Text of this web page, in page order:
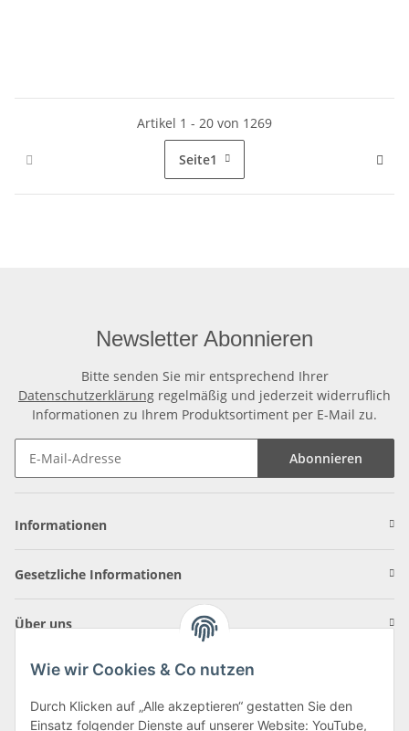
Artikel 1 - 20 von 1269
Seite1
Newsletter Abonnieren
Bitte senden Sie mir entsprechend Ihrer
Datenschutzerklärung regelmäßig und jederzeit widerruflich
Informationen zu Ihrem Produktsortiment per E-Mail zu.
Abonnieren
Informationen
Gesetzliche Informationen
Über uns
Wie wir Cookies & Co nutzen
Durch Klicken auf „Alle akzeptieren“ gestatten Sie den
Einsatz folgender Dienste auf unserer Website: YouTube,